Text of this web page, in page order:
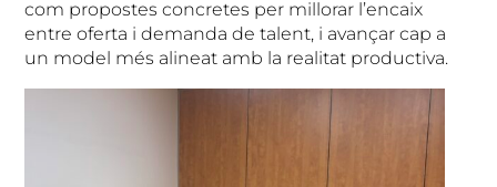
com propostes concretes per millorar l’encaix
entre oferta i demanda de talent, i avançar cap a
un model més alineat amb la realitat productiva.